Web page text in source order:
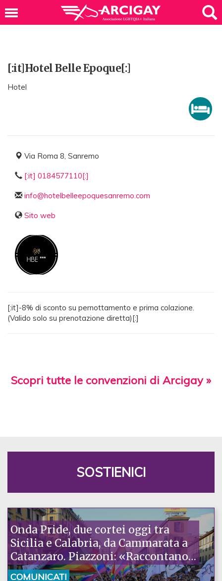
[:it]Hotel Belle Epoque[:]
Hotel
Via Roma 8, Sanremo
[:it] 0184577110[:]
info@hotelbelleepoquesanremo.com
Sito web
[:it]-8% di sconto su pernottamento e prima colazione.
(Valido solo su prenotazione diretta)[:]
Scopri tutte le convenzioni di Arcigay »
SOSTIENICI
Onda Pride, due cortei oggi tra
Sicilia e Calabria, da Cammarata a
Catanzaro. Piazzoni: «Raccontano
la nostra ostinazione»
COMUNICATI